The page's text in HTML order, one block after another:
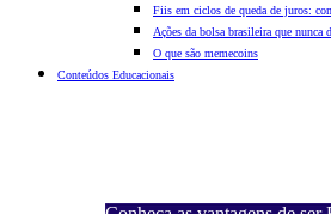
Fiis em ciclos de queda de juros:
Ações da bolsa brasileira que nunca
O que são memecoins
Conteúdos Educacionais